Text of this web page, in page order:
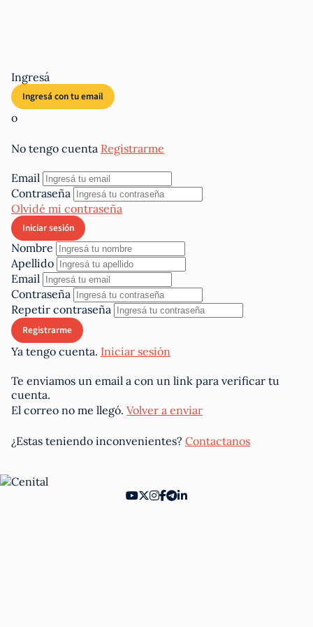
Ingresá
o
No tengo cuenta Registrarme
Email
Contraseña
Olvidé mi contraseña
Nombre
Apellido
Email
Contraseña
Repetir contraseña
Ya tengo cuenta. Iniciar sesión
Te enviamos un email a con un link para verificar tu
cuenta.
El correo no me llegó. Volver a enviar
¿Estas teniendo inconvenientes? Contactanos